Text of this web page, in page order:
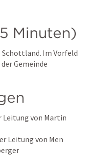
Minuten)
Schottland. Im Vorfeld
Gemeinde
Leitung von Martin
Leitung von Men